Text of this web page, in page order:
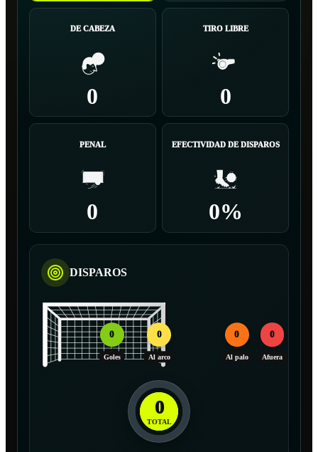
DE CABEZA
0
TIRO LIBRE
0
PENAL
0
EFECTIVIDAD DE DISPAROS
0%
DISPAROS
0
Goles
0
Al arco
0
Al palo
0
Afuera
0
TOTAL